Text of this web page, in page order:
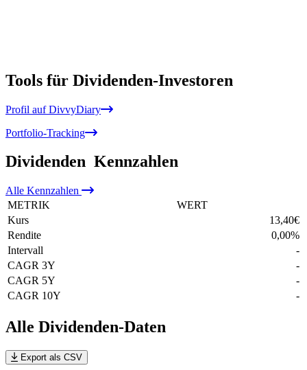
Tools für Dividenden-Investoren
Profil auf DivvyDiary
Portfolio-Tracking
Dividenden Kennzahlen
Alle Kennzahlen
METRIK
WERT
Kurs
13,40€
Rendite
0,00%
Intervall
-
CAGR 3Y
-
CAGR 5Y
-
CAGR 10Y
-
Alle Dividenden-Daten
Export als CSV